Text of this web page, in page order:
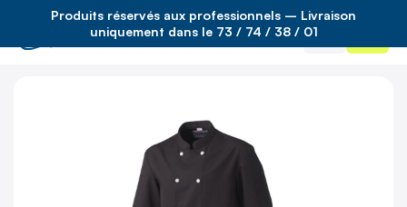
Produits réservés aux professionnels – Livraison
uniquement dans le 73 / 74 / 38 / 01
(non défini)/veste blake mc noir t3xl